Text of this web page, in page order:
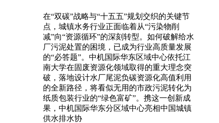
在“双碳”战略与“十五五”规划交织的关键节
点，城镇水务行业正面临着从“污染物削
减”向“资源循环”的深刻转型。如何破解给水
厂污泥处置的困境，已成为行业高质量发展
的“必答题”。中机国际华东区域中心依托江
南大学在固废资源化领域取得的重大理念突
破，落地设计水厂尾泥负碳资源化高值利用
的全新路径，将看似无用的市政污泥转化为
纸质包装行业的“绿色富矿”。携这一创新成
果，中机国际华东分区域中心亮相中国城镇
供水排水协